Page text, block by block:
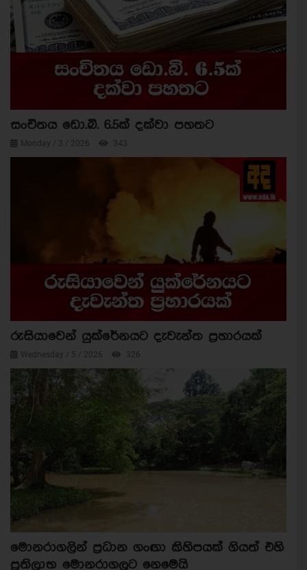
සංචිතය ඩො.බි. 6.5ක් දක්වා පහතට
Monday / 3 / 2026 343
රුසියාවෙන් යුක්රේනයට දැවැන්ත ප්‍රහාරයක්
Wednesday / 5 / 2026 326
මොනරාගලින් ප්‍රධාන ගංඟා කිහිපයක් ගියත් එහි
ප්‍රතිලාභ මොනරාගලට නෙමෙයි